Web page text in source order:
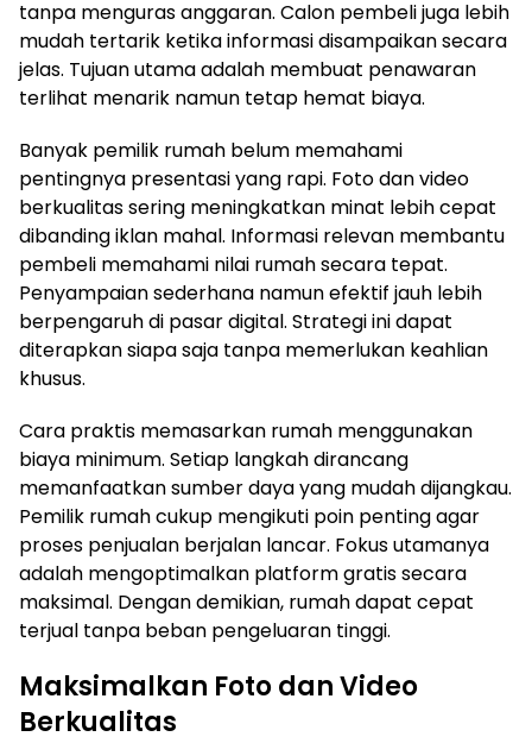
tanpa menguras anggaran. Calon pembeli juga lebih
mudah tertarik ketika informasi disampaikan secara
jelas. Tujuan utama adalah membuat penawaran
terlihat menarik namun tetap hemat biaya.
Banyak pemilik rumah belum memahami
pentingnya presentasi yang rapi. Foto dan video
berkualitas sering meningkatkan minat lebih cepat
dibanding iklan mahal. Informasi relevan membantu
pembeli memahami nilai rumah secara tepat.
Penyampaian sederhana namun efektif jauh lebih
berpengaruh di pasar digital. Strategi ini dapat
diterapkan siapa saja tanpa memerlukan keahlian
khusus.
Cara praktis memasarkan rumah menggunakan
biaya minimum. Setiap langkah dirancang
memanfaatkan sumber daya yang mudah dijangkau.
Pemilik rumah cukup mengikuti poin penting agar
proses penjualan berjalan lancar. Fokus utamanya
adalah mengoptimalkan platform gratis secara
maksimal. Dengan demikian, rumah dapat cepat
terjual tanpa beban pengeluaran tinggi.
Maksimalkan Foto dan Video
Berkualitas